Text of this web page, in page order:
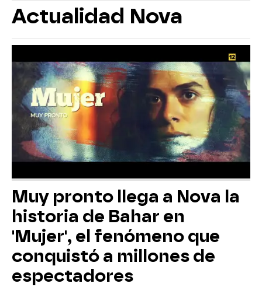
Actualidad Nova
Muy pronto llega a Nova la
historia de Bahar en
'Mujer', el fenómeno que
conquistó a millones de
espectadores